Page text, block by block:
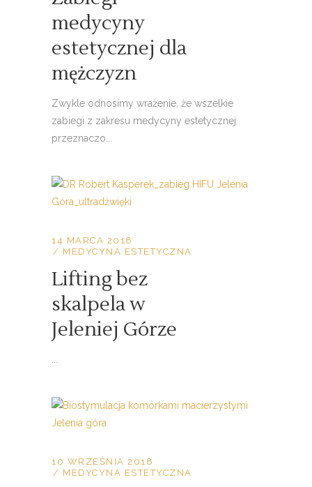
medycyny
estetycznej dla
mężczyzn
Zwykle odnosimy wrażenie, że wszelkie
zabiegi z zakresu medycyny estetycznej
przeznaczo...
14 MARCA 2018
MEDYCYNA ESTETYCZNA
Lifting bez
skalpela w
Jeleniej Górze
10 WRZEŚNIA 2018
MEDYCYNA ESTETYCZNA